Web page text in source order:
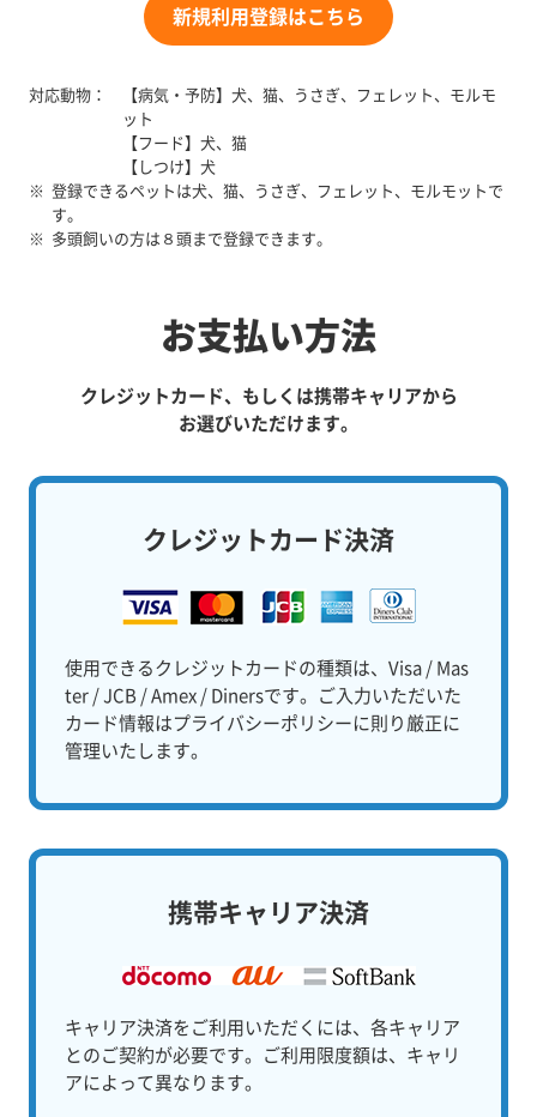
新規利用登録はこちら
対応動物：
【病気・予防】犬、猫、うさぎ、フェレット、モルモ
ット
【フード】犬、猫
【しつけ】犬
※
登録できるペットは犬、猫、うさぎ、フェレット、モルモットで
す。
※
多頭飼いの方は８頭まで登録できます。
お支払い方法
クレジットカード、もしくは携帯キャリアから
お選びいただけます。
クレジットカード決済
使用できるクレジットカードの種類は、Visa / Mas
ter / JCB / Amex / Dinersです。ご入力いただいた
カード情報はプライバシーポリシーに則り厳正に
管理いたします。
携帯キャリア決済
キャリア決済をご利用いただくには、各キャリア
とのご契約が必要です。ご利用限度額は、キャリ
アによって異なります。